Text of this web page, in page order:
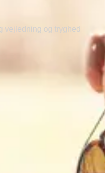
vejledning og tryghed